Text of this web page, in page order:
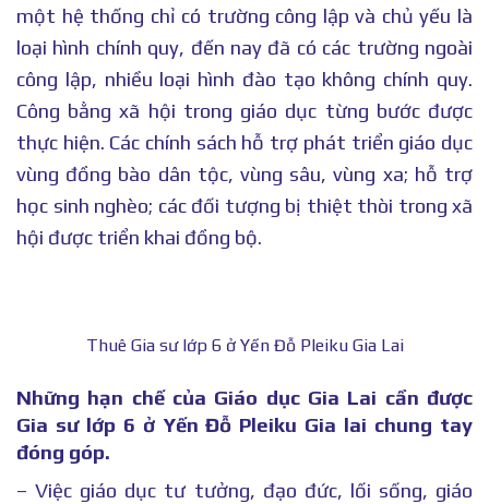
một hệ thống chỉ có trường công lập và chủ yếu là
loại hình chính quy, đến nay đã có các trường ngoài
công lập, nhiều loại hình đào tạo không chính quy.
Công bằng xã hội trong giáo dục từng bước được
thực hiện. Các chính sách hỗ trợ phát triển giáo dục
vùng đồng bào dân tộc, vùng sâu, vùng xa; hỗ trợ
học sinh nghèo; các đối tượng bị thiệt thòi trong xã
hội được triển khai đồng bộ.
Thuê Gia sư lớp 6 ở Yến Đỗ Pleiku Gia Lai
Những hạn chế của Giáo dục Gia Lai cần được
Gia sư lớp 6 ở Yến Đỗ Pleiku Gia lai chung tay
đóng góp.
– Việc giáo dục tư tưởng, đạo đức, lối sống, giáo